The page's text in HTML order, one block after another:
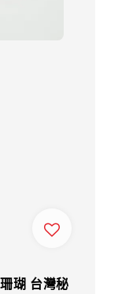
瑚 台灣秘